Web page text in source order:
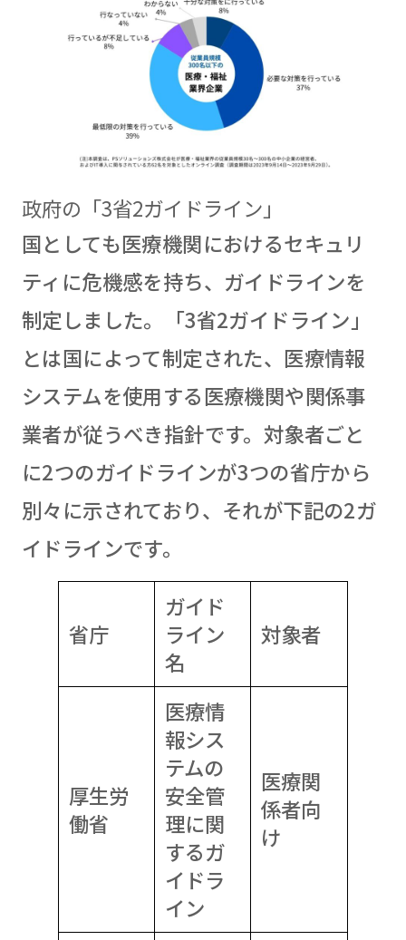
政府の「3省2ガイドライン」
国としても医療機関におけるセキュリ
ティに危機感を持ち、ガイドラインを
制定しました。「3省2ガイドライン」
とは国によって制定された、医療情報
システムを使用する医療機関や関係事
業者が従うべき指針です。対象者ごと
に2つのガイドラインが3つの省庁から
別々に示されており、それが下記の2ガ
イドラインです。
省庁
ガイド
ライン
名
対象者
厚生労
働省
医療情
報シス
テムの
安全管
理に関
するガ
イドラ
イン
医療関
係者向
け